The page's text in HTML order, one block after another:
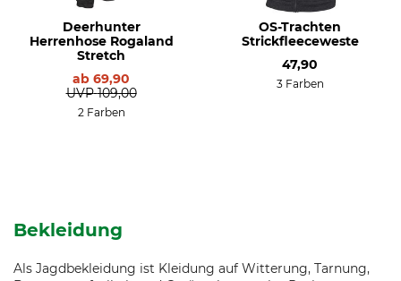
Deerhunter
Herrenhose Rogaland
Stretch
ab 69,90
UVP 109,00
2 Farben
OS-Trachten
Strickfleeceweste
47,90
3 Farben
Bekleidung
Als Jagdbekleidung ist Kleidung auf Witterung, Tarnung,